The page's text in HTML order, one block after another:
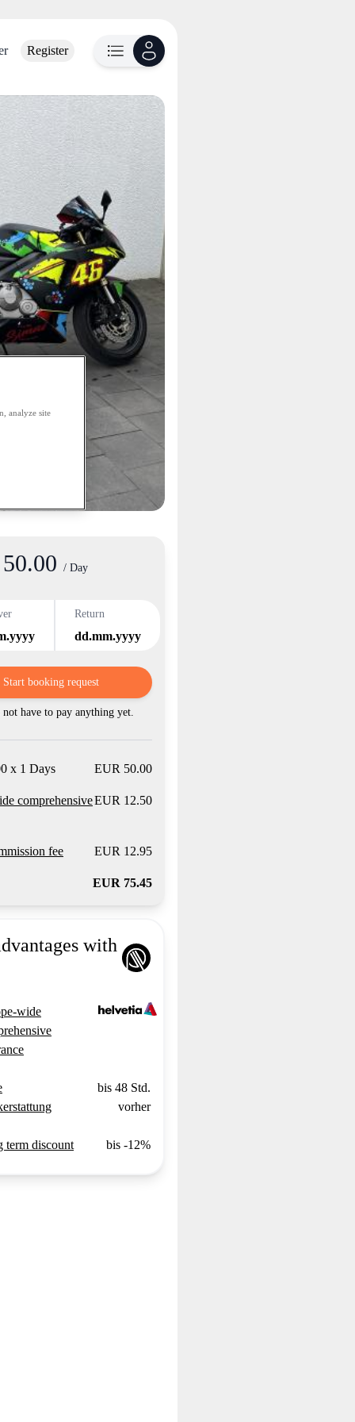
Register
/ Day
Return
dd.mm.yyyy
Start booking request
not have to pay anything yet.
x 1 Days EUR 50.00
comprehensiveEUR 12.50
fee EUR 12.95
EUR 75.45
with
wide
bis 48 Std.
vorher
term discount bis -12%
analyze site